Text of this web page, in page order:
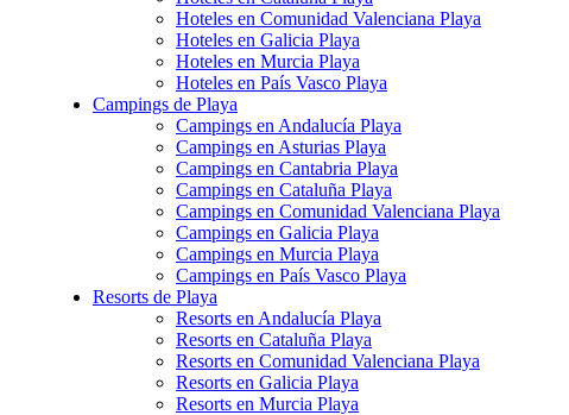
Hoteles en Comunidad Valenciana Playa
Hoteles en Galicia Playa
Hoteles en Murcia Playa
Hoteles en País Vasco Playa
Campings de Playa
Campings en Andalucía Playa
Campings en Asturias Playa
Campings en Cantabria Playa
Campings en Cataluña Playa
Campings en Comunidad Valenciana Playa
Campings en Galicia Playa
Campings en Murcia Playa
Campings en País Vasco Playa
Resorts de Playa
Resorts en Andalucía Playa
Resorts en Cataluña Playa
Resorts en Comunidad Valenciana Playa
Resorts en Galicia Playa
Resorts en Murcia Playa